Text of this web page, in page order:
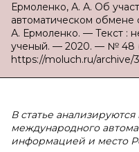
Ермоленко, А. А. Об
автоматическом
А. Ермоленко. — Текст :
ученый. — 2020. — № 48
https://moluch.ru/archive/
В статье
международного
информацией и место